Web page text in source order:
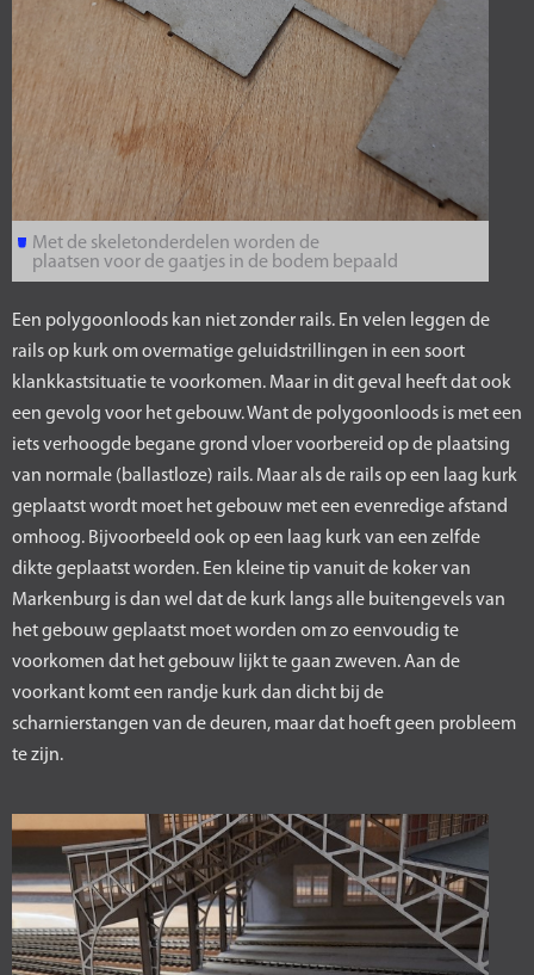
Met de skeletonderdelen worden de
plaatsen voor de gaatjes in de bodem bepaald
Een polygoonloods kan niet zonder rails. En velen leggen de
rails op kurk om overmatige geluidstrillingen in een soort
klankkastsituatie te voorkomen. Maar in dit geval heeft dat ook
een gevolg voor het gebouw. Want de polygoonloods is met een
iets verhoogde begane grond vloer voorbereid op de plaatsing
van normale (ballastloze) rails. Maar als de rails op een laag kurk
geplaatst wordt moet het gebouw met een evenredige afstand
omhoog. Bijvoorbeeld ook op een laag kurk van een zelfde
dikte geplaatst worden. Een kleine tip vanuit de koker van
Markenburg is dan wel dat de kurk langs alle buitengevels van
het gebouw geplaatst moet worden om zo eenvoudig te
voorkomen dat het gebouw lijkt te gaan zweven. Aan de
voorkant komt een randje kurk dan dicht bij de
scharnierstangen van de deuren, maar dat hoeft geen probleem
te zijn.